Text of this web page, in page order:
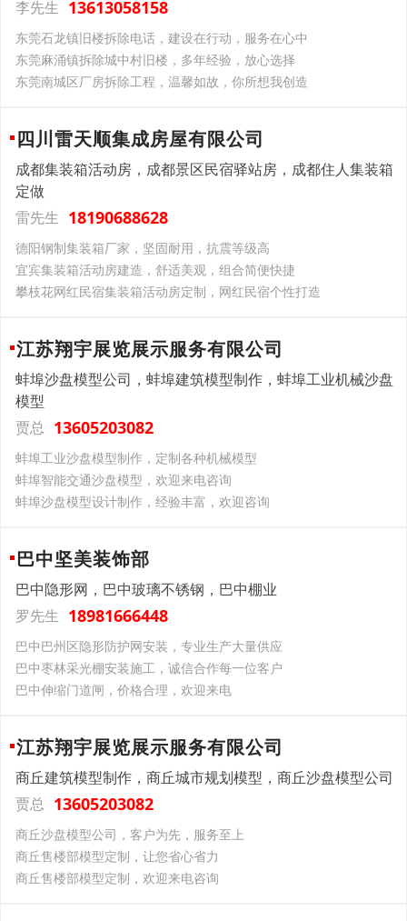
李先生 13613058158
东莞石龙镇旧楼拆除电话，建设在行动，服务在心中
东莞麻涌镇拆除城中村旧楼，多年经验，放心选择
东莞南城区厂房拆除工程，温馨如故，你所想我创造
四川雷天顺集成房屋有限公司
成都集装箱活动房，成都景区民宿驿站房，成都住人集装箱
定做
雷先生 18190688628
德阳钢制集装箱厂家，坚固耐用，抗震等级高
宜宾集装箱活动房建造，舒适美观，组合简便快捷
攀枝花网红民宿集装箱活动房定制，网红民宿个性打造
江苏翔宇展览展示服务有限公司
蚌埠沙盘模型公司，蚌埠建筑模型制作，蚌埠工业机械沙盘
模型
贾总 13605203082
蚌埠工业沙盘模型制作，定制各种机械模型
蚌埠智能交通沙盘模型，欢迎来电咨询
蚌埠沙盘模型设计制作，经验丰富，欢迎咨询
巴中坚美装饰部
巴中隐形网，巴中玻璃不锈钢，巴中棚业
罗先生 18981666448
巴中巴州区隐形防护网安装，专业生产大量供应
巴中枣林采光棚安装施工，诚信合作每一位客户
巴中伸缩门道闸，价格合理，欢迎来电
江苏翔宇展览展示服务有限公司
商丘建筑模型制作，商丘城市规划模型，商丘沙盘模型公司
贾总 13605203082
商丘沙盘模型公司，客户为先，服务至上
商丘售楼部模型定制，让您省心省力
商丘售楼部模型定制，欢迎来电咨询